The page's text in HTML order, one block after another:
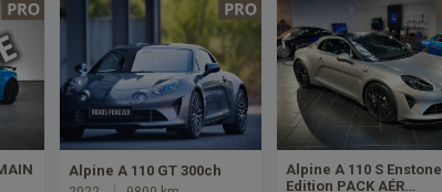
Alpine A 110 GT 300ch
Alpine A 110 S Enstone
Edition PACK AÉR…